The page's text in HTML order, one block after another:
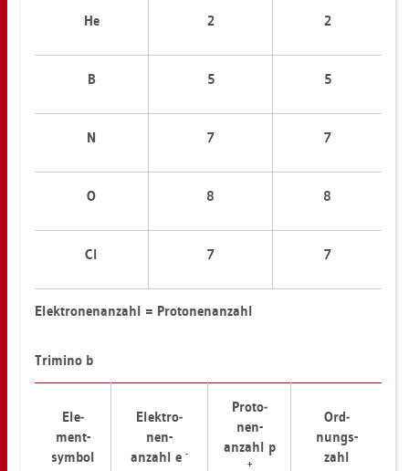
He 2 2
B 5 5
N 7 7
O 8 8
Cl 7 7
Elek­tro­nen­an­zahl = Pro­to­nen­an­zahl
Tri­mi­no b
Ele­
ment-
sym­bol
Elek­tro­
nen-
an­zahl e -
Pro­to­
nen-
an­zahl p
+
Ord­
nungs-
zahl